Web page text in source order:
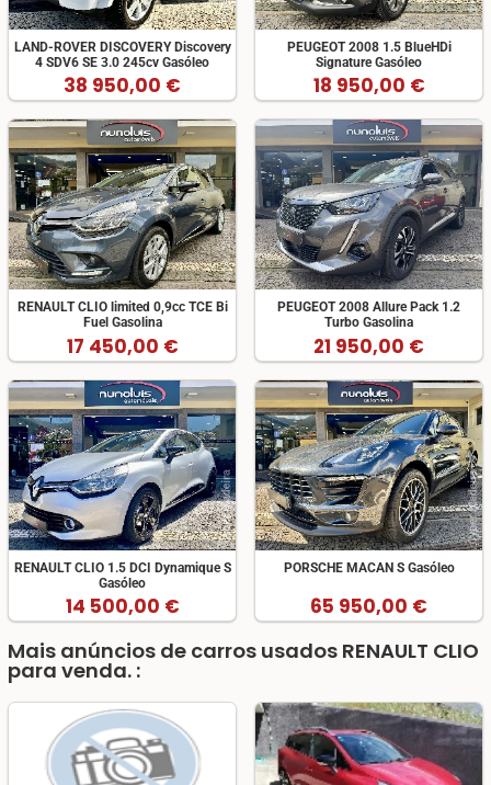
LAND-ROVER DISCOVERY Discovery
4 SDV6 SE 3.0 245cv Gasóleo
38 950,00 €
PEUGEOT 2008 1.5 BlueHDi
Signature Gasóleo
18 950,00 €
RENAULT CLIO limited 0,9cc TCE Bi
Fuel Gasolina
17 450,00 €
PEUGEOT 2008 Allure Pack 1.2
Turbo Gasolina
21 950,00 €
RENAULT CLIO 1.5 DCI Dynamique S
Gasóleo
14 500,00 €
PORSCHE MACAN S Gasóleo
65 950,00 €
Mais anúncios de carros usados RENAULT CLIO
para venda. :